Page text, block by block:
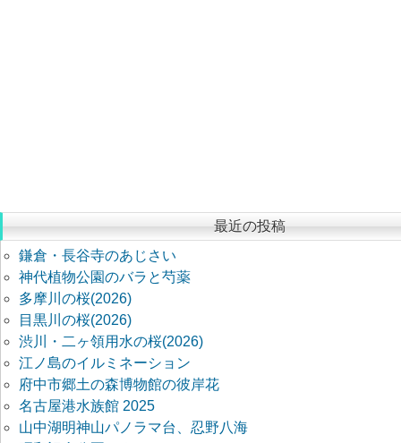
最近の投稿
鎌倉・長谷寺のあじさい
神代植物公園のバラと芍薬
多摩川の桜(2026)
目黒川の桜(2026)
渋川・二ヶ領用水の桜(2026)
江ノ島のイルミネーション
府中市郷土の森博物館の彼岸花
名古屋港水族館 2025
山中湖明神山パノラマ台、忍野八海